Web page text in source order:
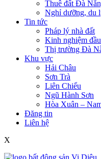
Thuê đất Đà
Nghỉ dưỡng, du
Tin tức
Pháp lý nhà đất
Kinh nghiệm
Thị trường Đà
Khu vực
Hải Châu
Sơn Trà
Liên Chiểu
Ngũ Hành Sơn
Hòa Xuân –
Đăng tin
Liên hệ
X